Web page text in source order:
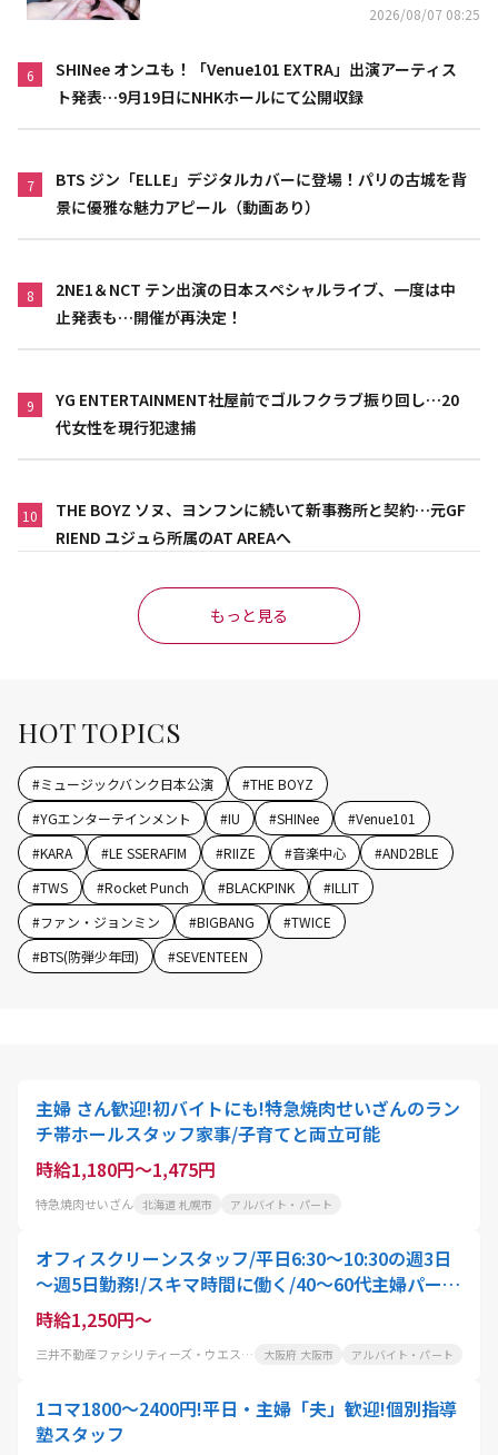
2026/08/07 08:25
6
SHINee オンユも！「Venue101 EXTRA」出演アーティス
ト発表…9月19日にNHKホールにて公開収録
7
BTS ジン「ELLE」デジタルカバーに登場！パリの古城を背
景に優雅な魅力アピール（動画あり）
8
2NE1＆NCT テン出演の日本スペシャルライブ、一度は中
止発表も…開催が再決定！
9
YG ENTERTAINMENT社屋前でゴルフクラブ振り回し…20
代女性を現行犯逮捕
10
THE BOYZ ソヌ、ヨンフンに続いて新事務所と契約…元GF
RIEND ユジュら所属のAT AREAへ
もっと見る
HOT TOPICS
#ミュージックバンク日本公演 #THE BOYZ
#YGエンターテインメント #IU #SHINee #Venue101
#KARA #LE SSERAFIM #RIIZE #音楽中心 #AND2BLE
#TWS #Rocket Punch #BLACKPINK #ILLIT
#ファン・ジョンミン #BIGBANG #TWICE
#BTS(防弾少年団) #SEVENTEEN
主婦 さん歓迎!初バイトにも!特急焼肉せいざんのラン
チ帯ホールスタッフ家事/子育てと両立可能
時給1,180円～1,475円
特急焼肉せいざん 北海道 札幌市 アルバイト・パート
オフィスクリーンスタッフ/平日6:30～10:30の週3日
～週5日勤務!/スキマ時間に働く/40～60代主婦パート
活躍中
時給1,250円～
三井不動産ファシリティーズ・ウエスト株式会社 大阪府 大阪市 アルバイト・パート
1コマ1800～2400円!平日・主婦「夫」歓迎!個別指導
塾スタッフ